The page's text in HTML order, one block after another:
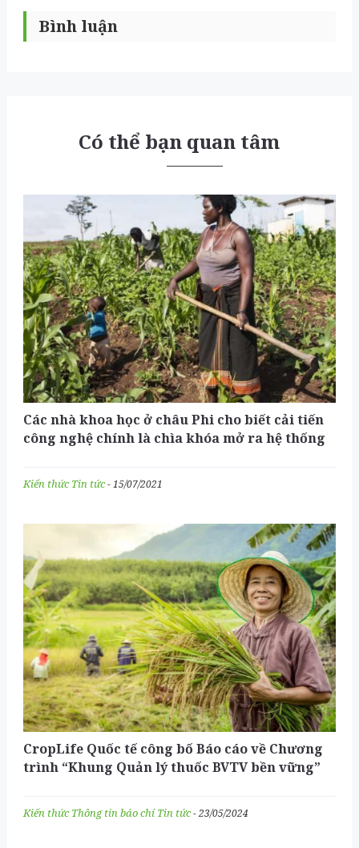
Bình luận
Có thể bạn quan tâm
Các nhà khoa học ở châu Phi cho biết cải tiến
công nghệ chính là chìa khóa mở ra hệ thống
Kiến thứcTin tức- 15/07/2021
CropLife Quốc tế công bố Báo cáo về Chương
trình “Khung Quản lý thuốc BVTV bền vững”
Kiến thứcThông tin báo chíTin tức- 23/05/2024